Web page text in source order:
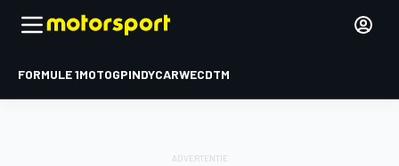
FORMULE 1MOTOGPINDYCARWECDTM